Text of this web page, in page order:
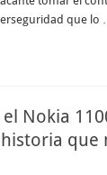
que lo …
Nokia
que